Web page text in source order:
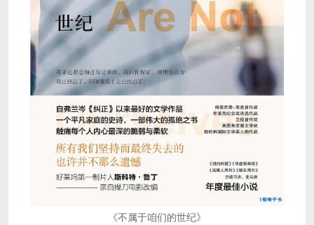
《不属于咱们的世纪》